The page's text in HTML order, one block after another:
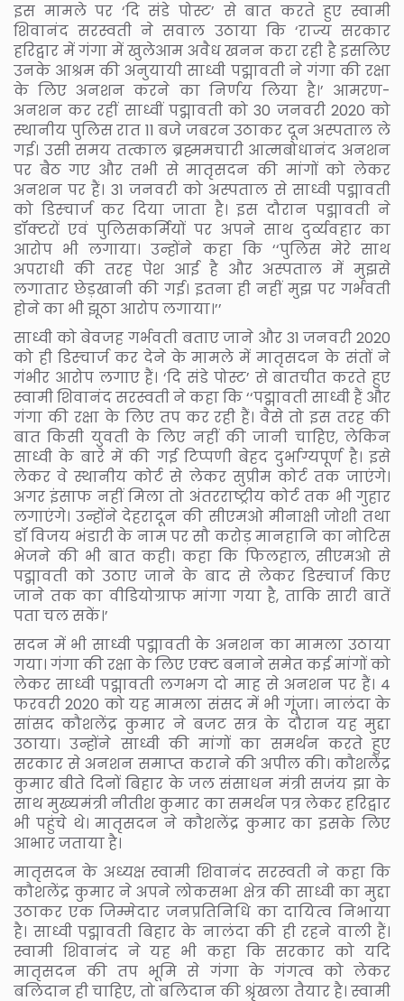
इस मामले पर ‘दि संडे पोस्ट’ से बात करते हुए स्वामी
शिवानंद सरस्वती ने सवाल उठाया कि ‘राज्य सरकार
हरिद्वार में गंगा में खुलेआम अवैध खनन करा रही है इसलिए
उनके आश्रम की अनुयायी साध्वी पद्मावती ने गंगा की रक्षा
के लिए अनशन करने का निर्णय लिया है।’ आमरण-
अनशन कर रहीं साध्वीं पद्मावती को 30 जनवरी 2020 को
स्थानीय पुलिस रात 11 बजे जबरन उठाकर दून अस्पताल ले
गई। उसी समय तत्काल ब्रह्ममचारी आत्मबोधानंद अनशन
पर बैठ गए और तभी से मातृसदन की मांगों को लेकर
अनशन पर हैं। 31 जनवरी को अस्पताल से साध्वी पद्मावती
को डिस्चार्ज कर दिया जाता है। इस दौरान पद्मावती ने
डॉक्टरों एवं पुलिसकर्मियों पर अपने साथ दुर्व्यवहार का
आरोप भी लगाया। उन्होंने कहा कि ‘‘पुलिस मेरे साथ
अपराधी की तरह पेश आई है और अस्पताल में मुझसे
लगातार छेड़खानी की गई। इतना ही नहीं मुझ पर गर्भवती
होने का भी झूठा आरोप लगाया।’’
साध्वी को बेवजह गर्भवती बताए जाने और 31 जनवरी 2020
को ही डिस्चार्ज कर देने के मामले में मातृसदन के संतों ने
गंभीर आरोप लगाए हैं। ‘दि संडे पोस्ट’ से बातचीत करते हुए
स्वामी शिवानंद सरस्वती ने कहा कि ‘‘पद्मावती साध्वी हैं और
गंगा की रक्षा के लिए तप कर रही हैं। वैसे तो इस तरह की
बात किसी युवती के लिए नहीं की जानी चाहिए, लेकिन
साध्वी के बारे में की गई टिप्पणी बेहद दुर्भाग्यपूर्ण है। इसे
लेकर वे स्थानीय कोर्ट से लेकर सुप्रीम कोर्ट तक जाएंगे।
अगर इंसाफ नहीं मिला तो अंतरराष्ट्रीय कोर्ट तक भी गुहार
लगाएंगे। उन्होंने देहरादून की सीएमओ मीनाक्षी जोशी तथा
डॉ विजय भंडारी के नाम पर सौ करोड़ मानहानि का नोटिस
भेजने की भी बात कही। कहा कि फिलहाल, सीएमओ से
पद्मावती को उठाए जाने के बाद से लेकर डिस्चार्ज किए
जाने तक का वीडियोग्राफ मांगा गया है, ताकि सारी बातें
पता चल सकें।’
सदन में भी साध्वी पद्मावती के अनशन का मामला उठाया
गया। गंगा की रक्षा के लिए एक्ट बनाने समेत कई मांगों को
लेकर साध्वी पद्मावती लगभग दो माह से अनशन पर हैं। 4
फरवरी 2020 को यह मामला संसद में भी गूंजा। नालंदा के
सांसद कौशलेंद्र कुमार ने बजट सत्र के दौरान यह मुद्दा
उठाया। उन्होंने साध्वी की मांगों का समर्थन करते हुए
सरकार से अनशन समाप्त कराने की अपील की। कौशलेंद्र
कुमार बीते दिनों बिहार के जल संसाधन मंत्री सजंय झा के
साथ मुख्यमंत्री नीतीश कुमार का समर्थन पत्र लेकर हरिद्वार
भी पहुंचे थे। मातृसदन ने कौशलेंद्र कुमार का इसके लिए
आभार जताया है।
मातृसदन के अध्यक्ष स्वामी शिवानंद सरस्वती ने कहा कि
कौशलेंद्र कुमार ने अपने लोकसभा क्षेत्र की साध्वी का मुद्दा
उठाकर एक जिम्मेदार जनप्रतिनिधि का दायित्व निभाया
है। साध्वी पद्मावती बिहार के नालंदा की ही रहने वाली हैं।
स्वामी शिवानंद ने यह भी कहा कि सरकार को यदि
मातृसदन की तप भूमि से गंगा के गंगत्व को लेकर
बलिदान ही चाहिए, तो बलिदान की श्रृंखला तैयार है। स्वामी